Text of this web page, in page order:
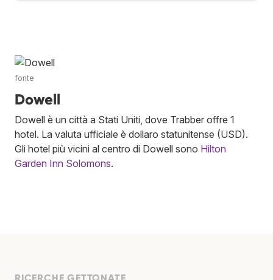
fonte
Dowell
Dowell è un città a Stati Uniti, dove Trabber offre 1
hotel. La valuta ufficiale è dollaro statunitense (USD).
Gli hotel più vicini al centro di Dowell sono Hilton
Garden Inn Solomons.